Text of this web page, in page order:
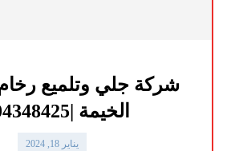
شركة جلي وتلميع
الخيمة |0504348425
يناير 18, 2024